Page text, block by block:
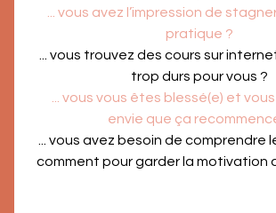
... vous avez l’impression de
pratique ?
... vous trouvez des cours sur
trop durs pour vous ?
... vous vous êtes blessé(e) et
envie que ça
... vous avez besoin de comprendre
comment pour garder la motivation